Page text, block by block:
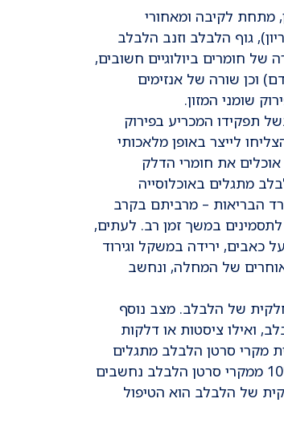
מתחת לקיבה ומאחורי
(שצמוד לתריסריון), גוף הלבלב וזנב הלבלב
חומרים ביולוגיים חשובים,
וכן שורה של אנזימים
שומני המזון.
תפקידו המכריע בפירוק
לייצר באופן מלאכותי
את חומרי הדלק
כ-500 מקרים של סרטן הלבלב מתגלים באוכלוסייה
הבריאות – מרביתם בקרב
גורם לתסמינים במשך זמן רב. לעתים,
כאבים, ירידה במשקל וגירוד
של המחלה, ונחשב
של הלבלב. מצב נוסף
ואילו ציסטות או דלקות
מקרי סרטן הלבלב מתגלים
בשלב מאוחר, שבו כבר אין אפשרות לכרות חלק מהבלוטה – רק כ-10% ממקרי סרטן הלבלב נחשבים
של הלבלב הוא הטיפול